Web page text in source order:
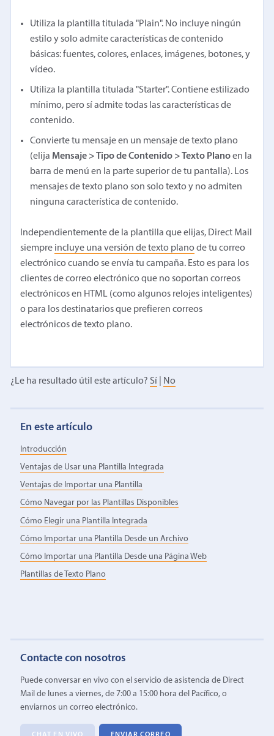
Utiliza la plantilla titulada "Plain". No incluye ningún
estilo y solo admite características de contenido
básicas: fuentes, colores, enlaces, imágenes, botones, y
vídeo.
Utiliza la plantilla titulada "Starter". Contiene estilizado
mínimo, pero sí admite todas las características de
contenido.
Convierte tu mensaje en un mensaje de texto plano
(elija Mensaje > Tipo de Contenido > Texto Planoen la
barra de menú en la parte superior de tu pantalla). Los
mensajes de texto plano son solo texto y no admiten
ninguna característica de contenido.
Independientemente de la plantilla que elijas, Direct Mail
siempre incluye una versión de texto planode tu correo
electrónico cuando se envía tu campaña. Esto es para los
clientes de correo electrónico que no soportan correos
electrónicos en HTML (como algunos relojes inteligentes)
o para los destinatarios que prefieren correos
electrónicos de texto plano.
¿Le ha resultado útil este artículo? Sí No
En este artículo
Introducción
Ventajas de Usar una Plantilla Integrada
Ventajas de Importar una Plantilla
Cómo Navegar por las Plantillas Disponibles
Cómo Elegir una Plantilla Integrada
Cómo Importar una Plantilla Desde un Archivo
Cómo Importar una Plantilla Desde una Página Web
Plantillas de Texto Plano
Contacte con nosotros
Puede conversar en vivo con el servicio de asistencia de Direct
Mail de lunes a viernes, de 7:00 a 15:00 hora del Pacífico, o
enviarnos un correo electrónico.